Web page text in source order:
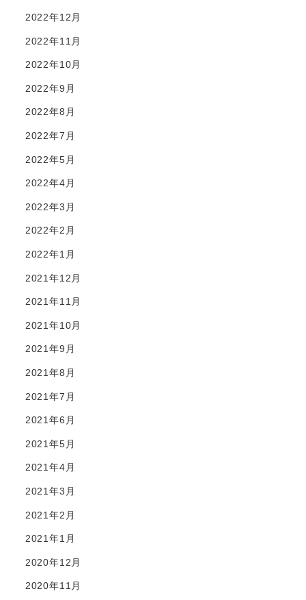
2022年12月
2022年11月
2022年10月
2022年9月
2022年8月
2022年7月
2022年5月
2022年4月
2022年3月
2022年2月
2022年1月
2021年12月
2021年11月
2021年10月
2021年9月
2021年8月
2021年7月
2021年6月
2021年5月
2021年4月
2021年3月
2021年2月
2021年1月
2020年12月
2020年11月